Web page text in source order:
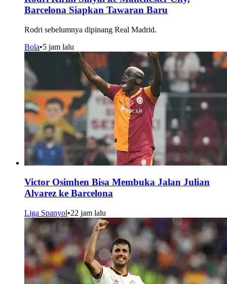
Barcelona Siapkan Tawaran Baru
Rodri sebelumnya dipinang Real Madrid.
Bola•5 jam lalu
Victor Osimhen Bisa Membuka Jalan Julian
Alvarez ke Barcelona
Liga Spanyol•22 jam lalu